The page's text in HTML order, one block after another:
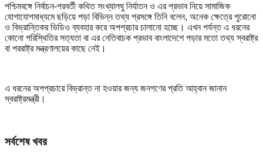
পশ্চিমবঙ্গে নির্বাচন-পরবর্তী কথিত সংখ্যালঘু নির্যাতন ও এর প্রভাব নিয়ে সামাজিক
যোগাযোগমাধ্যমে ছড়িয়ে পড়া বিভিন্ন তথ্য প্রসঙ্গে তিনি বলেন, অনেক ক্ষেত্রে পুরোনো
ও বিভ্রান্তিকর ভিডিও ব্যবহার করে অপপ্রচার চালানো হচ্ছে। এখন পর্যন্ত এ ধরনের
কোনো পরিস্থিতির সত্যতা বা এর নেতিবাচক প্রভাব বাংলাদেশে পড়ার মতো তথ্য স্বরাষ্ট্র
বা পররাষ্ট্র মন্ত্রণালয়ের কাছে নেই।
এ ধরনের অপপ্রচারে বিভ্রান্ত না হওয়ার জন্য জনগণের প্রতি আহ্বান জানান
স্বরাষ্ট্রমন্ত্রী।
সর্বশেষ খবর